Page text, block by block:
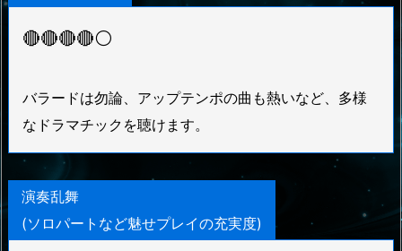
🔴🔴🔴🔴⚪
バラードは勿論、アップテンポの曲も熱いなど、多様
なドラマチックを聴けます。
演奏乱舞
(ソロパートなど魅せプレイの充実度)